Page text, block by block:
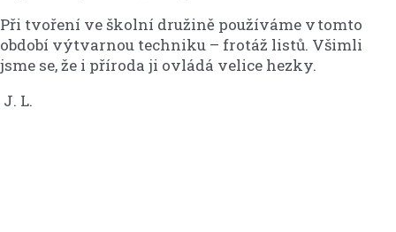
Při tvoření ve školní družině používáme v tomto
období výtvarnou techniku – frotáž listů. Všimli
jsme se, že i příroda ji ovládá velice hezky.
J. L.